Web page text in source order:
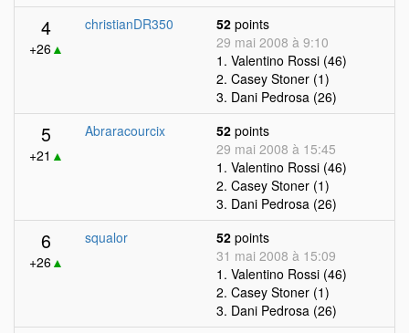
4
+26▲
christianDR350 52 points
29 mai 2008 à 9:10
1. Valentino Rossi (46)
2. Casey Stoner (1)
3. Dani Pedrosa (26)
5
+21 ▲
Abraracourcix 52 points
29 mai 2008 à 15:45
1. Valentino Rossi (46)
2. Casey Stoner (1)
3. Dani Pedrosa (26)
6
+26▲
squalor 52 points
31 mai 2008 à 15:09
1. Valentino Rossi (46)
2. Casey Stoner (1)
3. Dani Pedrosa (26)